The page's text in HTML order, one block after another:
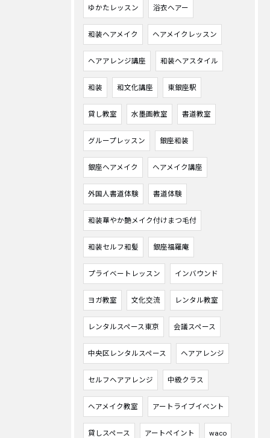
ゆかたレッスン 浴衣ヘアー
和装ヘアメイク ヘアメイクレッスン
ヘアアレンジ講座 和装ヘアスタイル
和装 和文化講座 東銀座駅
貸し教室 水墨画教室 書道教室
グループレッスン 銀座和装
銀座ヘアメイク ヘアメイク講座
外国人書道体験 書道体験
和装華やか艶メイク付けまつ毛付
和装セルフ和髪 銀座福羅庵
プライベートレッスン インバウンド
ヨガ教室 文化交流 レンタル教室
レンタルスペース東京 会議スペース
中央区レンタルスペース ヘアアレンジ
セルフヘアアレンジ 中級クラス
ヘアメイク教室 アートライブイベント
貸しスペース アートペイント waco